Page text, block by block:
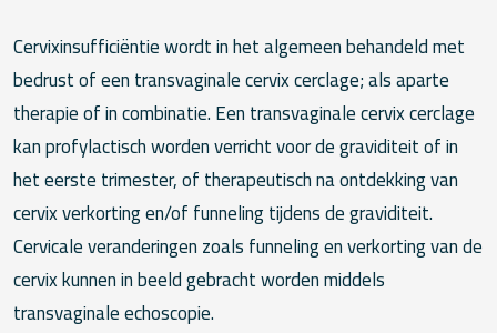
Cervixinsufficiëntie wordt in het algemeen behandeld met
bedrust of een transvaginale cervix cerclage; als aparte
therapie of in combinatie. Een transvaginale cervix cerclage
kan profylactisch worden verricht voor de graviditeit of in
het eerste trimester, of therapeutisch na ontdekking van
cervix verkorting en/of funneling tijdens de graviditeit.
Cervicale veranderingen zoals funneling en verkorting van de
cervix kunnen in beeld gebracht worden middels
transvaginale echoscopie.